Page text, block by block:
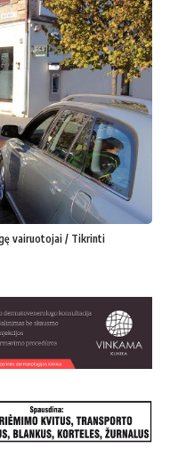
vairuotojai / Tikrinti